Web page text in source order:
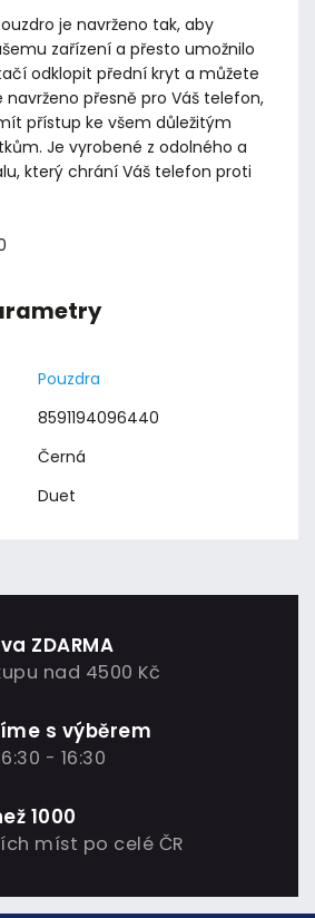
je navrženo tak, aby
zařízení a přesto umožnilo
odklopit přední kryt a můžete
přesně pro Váš telefon,
přístup ke všem důležitým
Je vyrobené z odolného a
který chrání Váš telefon proti
Pouzdra
8591194096440
Černá
Duet
ZDARMA
nad 4500 Kč
s výběrem
- 16:30
1000
míst po celé ČR